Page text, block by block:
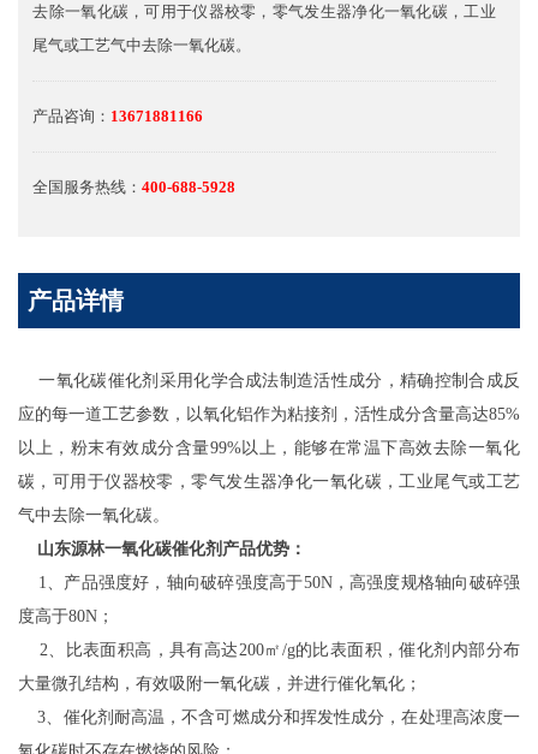
去除一氧化碳，可用于仪器校零，零气发生器净化一氧化碳，工业
尾气或工艺气中去除一氧化碳。
产品咨询： 13671881166
全国服务热线：400-688-5928
产品详情
一氧化碳催化剂采用化学合成法制造活性成分，精确控制合成反
应的每一道工艺参数，以氧化铝作为粘接剂，活性成分含量高达85%
以上，粉末有效成分含量99%以上，能够在常温下高效去除一氧化
碳，可用于仪器校零，零气发生器净化一氧化碳，工业尾气或工艺
气中去除一氧化碳。
山东源林一氧化碳催化剂产品优势：
1、产品强度好，轴向破碎强度高于50N，高强度规格轴向破碎强
度高于80N；
2、比表面积高，具有高达200㎡/g的比表面积，催化剂内部分布
大量微孔结构，有效吸附一氧化碳，并进行催化氧化；
3、催化剂耐高温，不含可燃成分和挥发性成分，在处理高浓度一